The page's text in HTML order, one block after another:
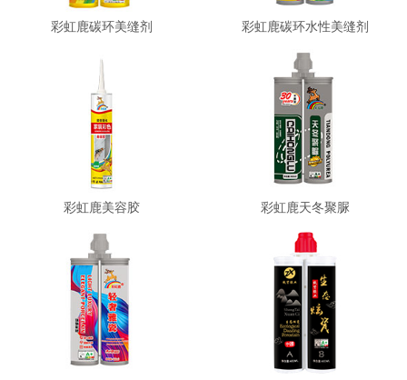
彩虹鹿碳环美缝剂 彩虹鹿碳环水性美缝剂
彩虹鹿美容胶 彩虹鹿天冬聚脲